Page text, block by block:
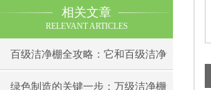
相关文章
RELEVANT ARTICLES
百级洁净棚全攻略：它和百级洁净
室到底有什么区别？
绿色制造的关键一步：万级洁净棚